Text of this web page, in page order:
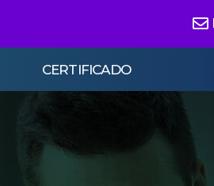
CERTIFICADO